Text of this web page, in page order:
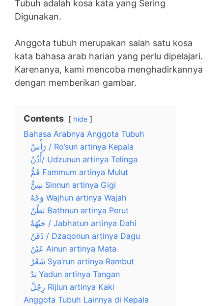
Tubuh adalah kosa kata yang Sering
Digunakan.
Anggota tubuh merupakan salah satu kosa
kata bahasa arab harian yang perlu dipelajari.
Karenanya, kami mencoba menghadirkannya
dengan memberikan gambar.
Contents hide
Bahasa Arabnya Anggota Tubuh
رَأْسٌ / Ro’sun artinya Kepala
أُذُنٌ/ Udzunun artinya Telinga
فَمٌّ Fammum artinya Mulut
سِنٌّ Sinnun artinya Gigi
وَجْهٌ Wajhun artinya Wajah
بَطْنٌ Bathnun artinya Perut
جَبْهَةٌ / Jabhatun artinya Dahi
ذَقَنٌ / Dzaqonun artinya Dagu
عَيْنٌ Ainun artinya Mata
شَعْرٌ Sya’run artinya Rambut
يَدٌ Yadun artinya Tangan
رِجْلٌ Rijlun artinya Kaki
Anggota Tubuh Lainnya di Kepala